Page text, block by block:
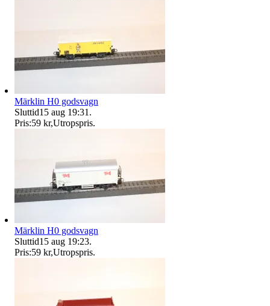
Märklin H0 godsvagn
Sluttid15 aug 19:31 .
Pris:59 kr,Utropspris.
Märklin H0 godsvagn
Sluttid15 aug 19:23.
Pris:59 kr,Utropspris.